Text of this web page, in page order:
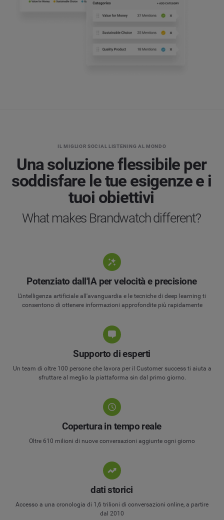
IL MIGLIOR SOCIAL LISTENING AL MONDO
Una soluzione flessibile per
soddisfare le tue esigenze e i
tuoi obiettivi
What makes Brandwatch different?
Potenziato dall'IA per velocità e precisione
L'intelligenza artificiale all'avanguardia e le tecniche di deep learning ti
consentono di ottenere informazioni approfondite più rapidamente
Supporto di esperti
Un team di oltre 100 persone che lavora per il Customer success ti aiuta a
sfruttare al meglio la piattaforma sin dal primo giorno.
Copertura in tempo reale
Oltre 610 milioni di nuove conversazioni aggiunte ogni giorno
dati storici
Accesso a una cronologia di 1,6 trilioni di conversazioni online, a partire
dal 2010